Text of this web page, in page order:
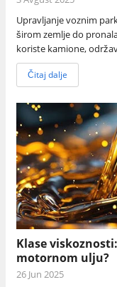
Upravljanje voznim
širom zemlje do
koriste kamione,
Čitaj dalje
Klase
motornom ulju?
26 Jun 2025